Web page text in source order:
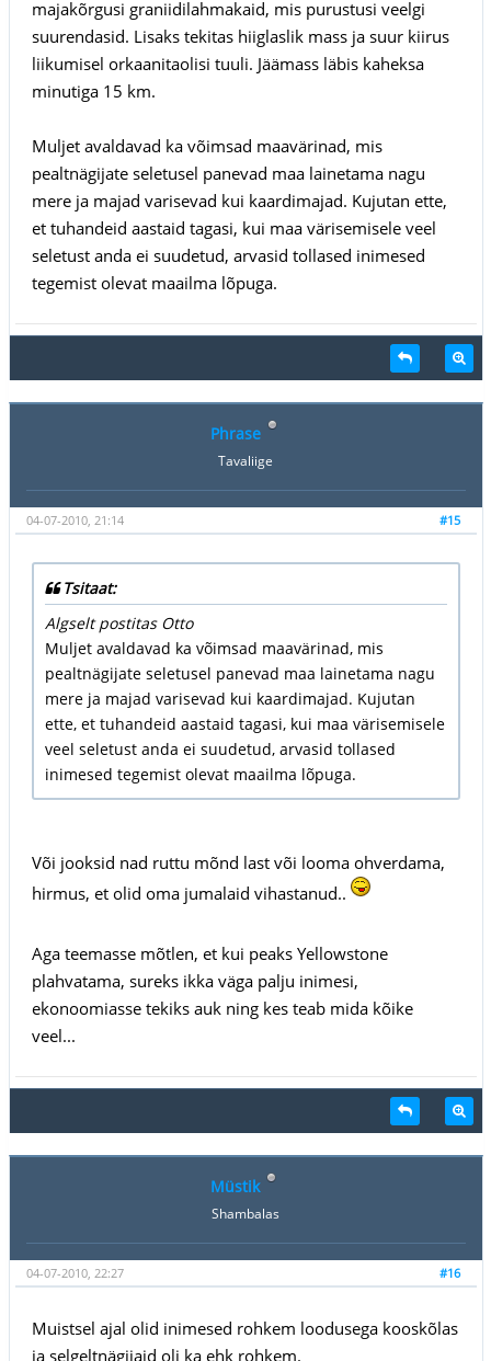
majakõrgusi graniidilahmakaid, mis purustusi veelgi
suurendasid. Lisaks tekitas hiiglaslik mass ja suur kiirus
liikumisel orkaanitaolisi tuuli. Jäämass läbis kaheksa
minutiga 15 km.
Muljet avaldavad ka võimsad maavärinad, mis
pealtnägijate seletusel panevad maa lainetama nagu
mere ja majad varisevad kui kaardimajad. Kujutan ette,
et tuhandeid aastaid tagasi, kui maa värisemisele veel
seletust anda ei suudetud, arvasid tollased inimesed
tegemist olevat maailma lõpuga.
Phrase
Tavaliige
#15
04-07-2010, 21:14
Tsitaat:
Algselt postitas Otto
Muljet avaldavad ka võimsad maavärinad, mis
pealtnägijate seletusel panevad maa lainetama nagu
mere ja majad varisevad kui kaardimajad. Kujutan
ette, et tuhandeid aastaid tagasi, kui maa värisemisele
veel seletust anda ei suudetud, arvasid tollased
inimesed tegemist olevat maailma lõpuga.
Või jooksid nad ruttu mõnd last või looma ohverdama,
hirmus, et olid oma jumalaid vihastanud..
Aga teemasse mõtlen, et kui peaks Yellowstone
plahvatama, sureks ikka väga palju inimesi,
ekonoomiasse tekiks auk ning kes teab mida kõike
veel...
Müstik
Shambalas
#16
04-07-2010, 22:27
Muistsel ajal olid inimesed rohkem loodusega kooskõlas
ja selgeltnägijaid oli ka ehk rohkem.